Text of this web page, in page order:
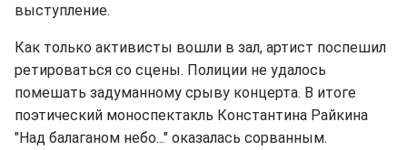
выступление.
Как только активисты вошли в зал, артист поспешил
ретироваться со сцены. Полиции не удалось
помешать задуманному срыву концерта. В итоге
поэтический моноспектакль Константина Райкина
"Над балаганом небо..." оказалась сорванным.